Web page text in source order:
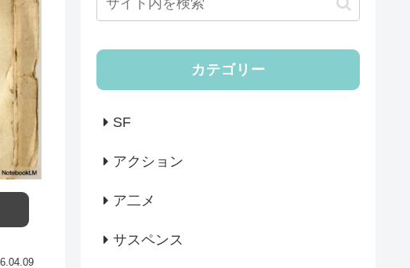
カテゴリー
SF
アクション
ア二メ
サスペンス